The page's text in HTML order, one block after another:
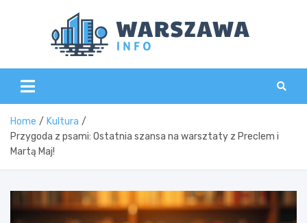
Home
Kultura
Przygoda z psami: Ostatnia szansa na warsztaty z Preclem i
Martą Maj!